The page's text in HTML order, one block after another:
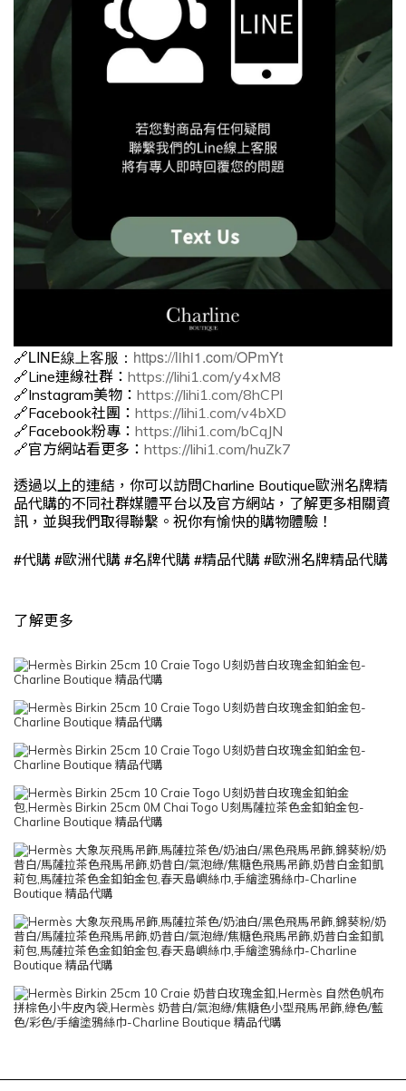
🔗LINE線上客服： https://lihi1.com/OPmYt
🔗Line連線社群： https://lihi1.com/y4xM8
🔗Instagram美物： https://lihi1.com/8hCPl
🔗Facebook社團： https://lihi1.com/v4bXD
🔗Facebook粉專： https://lihi1.com/bCqJN
🔗官方網站看更多： https://lihi1.com/huZk7
透過以上的連結，你可以訪問Charline Boutique歐洲名牌精
品代購的不同社群媒體平台以及官方網站，了解更多相關資
訊，並與我們取得聯繫。祝你有愉快的購物體驗！
#代購 #歐洲代購 #名牌代購 #精品代購 #歐洲名牌精品代購
了解更多